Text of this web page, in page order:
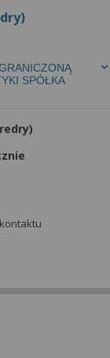
SPÓŁKA